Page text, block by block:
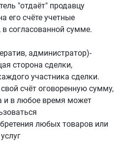
"отдаёт" продавцу
его счёте учетные
согласованной сумме.
администратор)-
сторона сделки,
участника сделки.
счёт оговоренную сумму,
и в любое время может
любых товаров или
услуг